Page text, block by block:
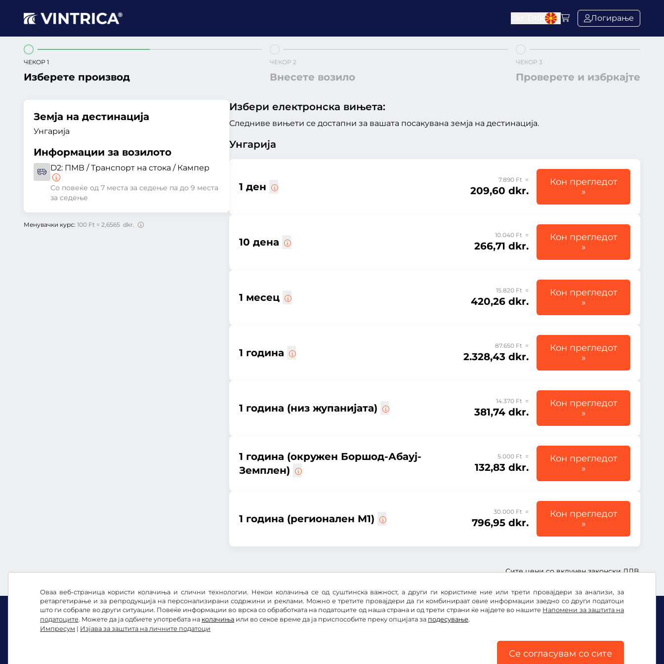
Оваа веб-страница користи колачиња и слични технологии. Некои колачиња се од суштинска важност, а други ги користиме ние или трети провајдери за анализи, за
ретаргетирање и за репродукција на персонализирани содржини и реклами. Можно е третите провајдери да ги комбинираат овие информации заедно со други податоци
што ги собрале во други ситуации. Повеќе информации во врска со обработката на податоците од наша страна и од трети страни ќе најдете во нашите Напомени за заштита на
податоците. Можете да ја одбиете употребата на колачиња или во секое време да ја приспособите преку опцијата за подесување.
Импресум | Изјава за заштита на личните податоци
Се согласувам со сите
Логирање
ЧЕКОР 1
Изберете производ
ЧЕКОР 2
Внесете возило
ЧЕКОР 3
Проверете и избркајте
Земја на дестинација
Унгарија
Информации за возилото
D2: ПМВ / Транспорт на стока / Кампер
Со повеќе од 7 места за седење па до 9 места
за седење
Менувачки курс: 100 Ft = 2,6565 dkr.
Избери електронска вињета:
Следниве вињети се достапни за вашата посакувана земја на дестинација.
Унгарија
1 ден
7.890 Ft =
209,60 dkr.
Кон прегледот
»
10 дена
10.040 Ft =
266,71 dkr.
Кон прегледот
»
1 месец
15.820 Ft =
420,26 dkr.
Кон прегледот
»
1 година
87.650 Ft =
2.328,43 dkr.
Кон прегледот
»
1 година (низ жупанијата)
14.370 Ft =
381,74 dkr.
Кон прегледот
»
1 година (окружен Боршод-Абауј-
Земплен)
5.000 Ft =
132,83 dkr.
Кон прегледот
»
1 година (регионален M1)
30.000 Ft =
796,95 dkr.
Кон прегледот
»
Сите цени со вклучен законски ДДВ.